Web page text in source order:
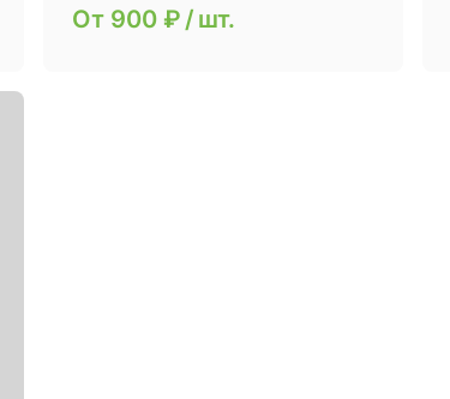
От 900 ₽ / шт.